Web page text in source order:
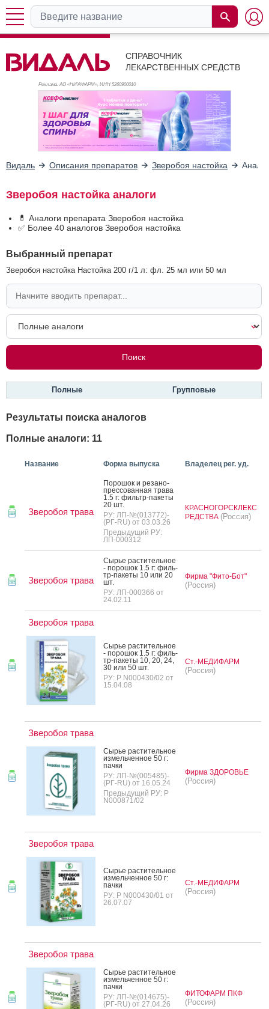
СПРАВОЧНИК
ЛЕКАРСТВЕННЫХ СРЕДСТВ
Реклама. АО «НИЖФАРМ», ИНН 5260900010
Видаль Описания препаратов Зверобоя настойка
Зверобоя настойка аналоги
💊 Аналоги препарата Зверобоя настойка
✅ Более 40 аналогов Зверобоя настойка
Выбранный препарат
Зверобоя настойка Настойка 200 г/1 л: фл. 25 мл или 50 мл
Полные Групповые
Результаты поиска аналогов
Полные аналоги: 11
Название Форма выпуска Владелец рег. уд.
Зверобоя трава
По­рошок и ре­зано-
прес­со­ван­ная тра­ва
1.5 г: филь­тр-па­кеты
20 шт.
РУ: ЛП-№(013772)-
(РГ-RU) от 03.03.26
Предыдущий РУ:
ЛП-000312
КРАСНОГОРСКЛЕКС
РЕДСТВА (Россия)
Зверобоя трава
Сырье рас­ти­тель­ное
- по­рошок 1.5 г: филь­
тр-па­кеты 10 или 20
шт.
РУ: ЛП-000366 от
24.02.11
Фирма "Фито-Бот"
(Россия)
Зверобоя трава
Сырье рас­ти­тель­ное
- по­рошок 1.5 г: филь­
тр-па­кеты 10, 20, 24,
30 или 50 шт.
РУ: Р N000430/02 от
15.04.08
Ст.-МЕДИФАРМ
(Россия)
Зверобоя трава
Сырье рас­ти­тель­ное
из­мель­чен­ное 50 г:
пач­ки
РУ: ЛП-№(005485)-
(РГ-RU) от 16.05.24
Предыдущий РУ: Р
N000871/02
Фирма ЗДОРОВЬЕ
(Россия)
Зверобоя трава
Сырье рас­ти­тель­ное
из­мель­чен­ное 50 г:
пач­ки
РУ: Р N000430/01 от
26.07.07
Ст.-МЕДИФАРМ
(Россия)
Зверобоя трава
Сырье рас­ти­тель­ное
из­мель­чен­ное 50 г:
пач­ки
РУ: ЛП-№(014675)-
(РГ-RU) от 27.04.26
ФИТОФАРМ ПКФ
(Россия)